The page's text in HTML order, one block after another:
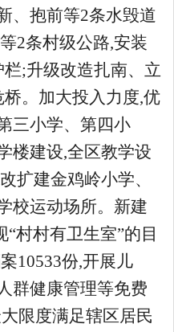
、抱前等2条水毁道
2条村级公路,安装
;升级改造扎南、立
。加大投入力度,优
三小学、第四小
楼建设,全区教学设
扩建金鸡岭小学、
校运动场所。新建
村村有卫生室”的目
10533份,开展儿
群健康管理等免费
限度满足辖区居民